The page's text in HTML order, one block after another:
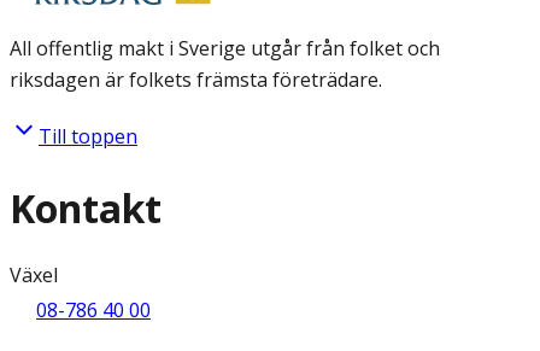
All offentlig makt i Sverige utgår från folket och
riksdagen är folkets främsta företrädare.
Till toppen
Kontakt
Växel
08-786 40 00